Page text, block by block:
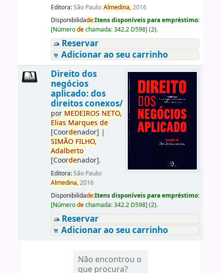
Editora:São Paulo:Almedina,2016
Disponibilidade:Itens disponíveis para empréstimo:
[Númerodechamada:342.2 D598] (2).
Reservar
Adicionar ao seu carrinho
Direito dos
negócios
aplicado: dos
direitos conexos/
por MEDEIROS NETO,
Elias Marques de
[Coordenador] |
SIMÃO FILHO,
Adalberto
[Coordenador].
Editora:São Paulo:
Almedina,2016
Disponibilidade:Itens disponíveis para empréstimo:
[Númerodechamada:342.2 D598] (2).
Reservar
Adicionar ao seu carrinho
Não encontrou o
que procura?